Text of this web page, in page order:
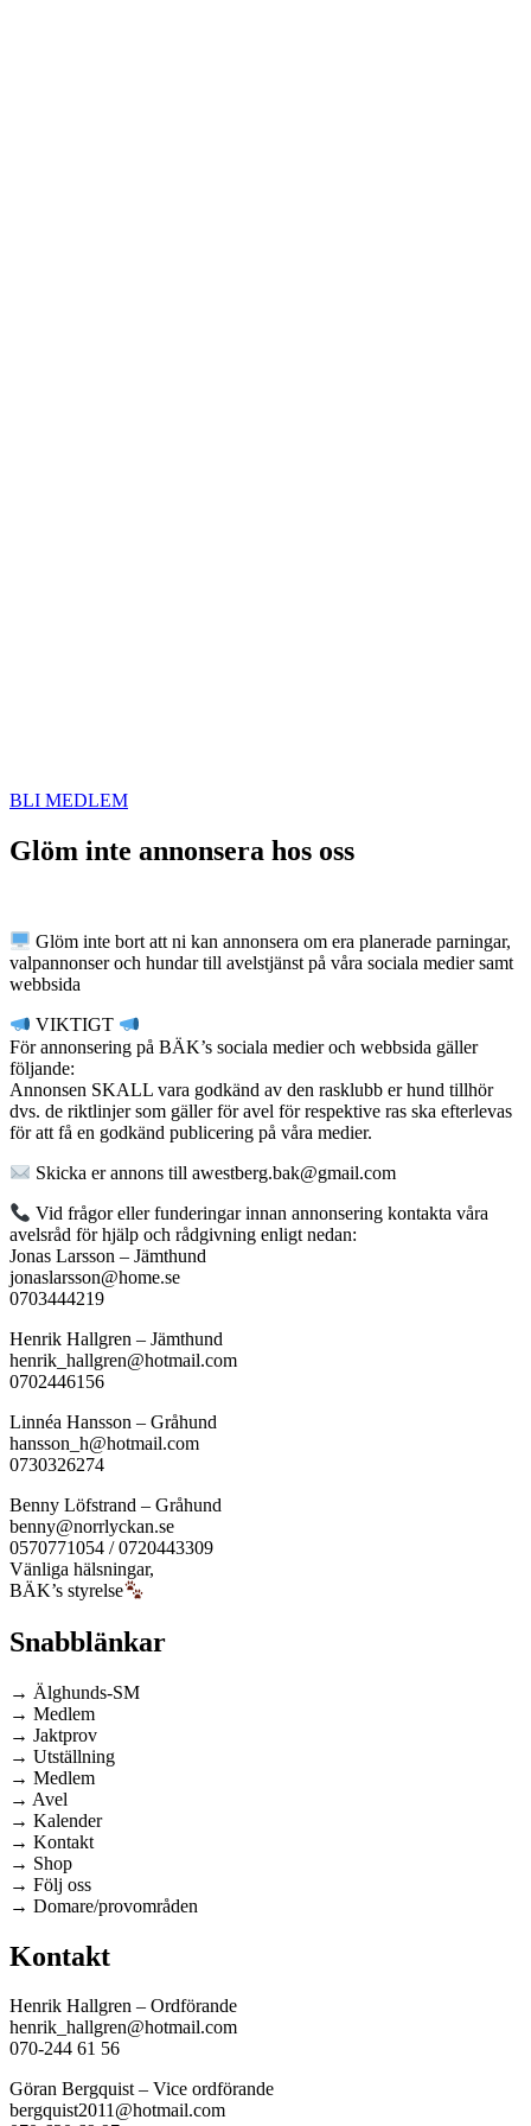
BLI MEDLEM
Glöm inte annonsera hos oss
Glöm inte bort att ni kan annonsera om era planerade parningar,
valpannonser och hundar till avelstjänst på våra sociala medier samt
webbsida
VIKTIGT
För annonsering på BÄK’s sociala medier och webbsida gäller
följande:
Annonsen SKALL vara godkänd av den rasklubb er hund tillhör
dvs. de riktlinjer som gäller för avel för respektive ras ska efterlevas
för att få en godkänd publicering på våra medier.
Skicka er annons till awestberg.bak@gmail.com
Vid frågor eller funderingar innan annonsering kontakta våra
avelsråd för hjälp och rådgivning enligt nedan:
Jonas Larsson – Jämthund
jonaslarsson@home.se
0703444219
Henrik Hallgren – Jämthund
henrik_hallgren@hotmail.com
0702446156
Linnéa Hansson – Gråhund
hansson_h@hotmail.com
0730326274
Benny Löfstrand – Gråhund
benny@norrlyckan.se
0570771054 / 0720443309
Vänliga hälsningar,
BÄK’s styrelse
Snabblänkar
→ Älghunds-SM
→ Medlem
→ Jaktprov
→ Utställning
→ Medlem
→ Avel
→ Kalender
→ Kontakt
→ Shop
→ Följ oss
→ Domare/provområden
Kontakt
Henrik Hallgren – Ordförande
henrik_hallgren@hotmail.com
070-244 61 56
Göran Bergquist – Vice ordförande
bergquist2011@hotmail.com